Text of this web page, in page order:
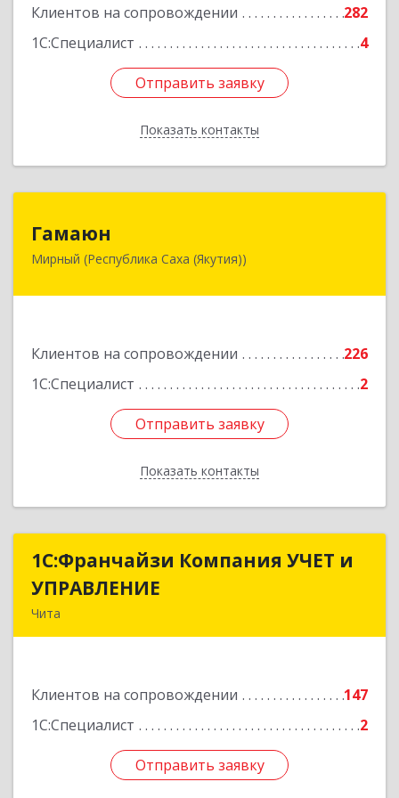
Клиентов на сопровождении
282
1С:Специалист
4
Отправить заявку
Показать контакты
Отправить заявку
Назад
Гамаюн
Мирный (Республика Саха (Якутия))
Клиентов на сопровождении
226
1С:Специалист
2
Отправить заявку
Показать контакты
678170, Саха /Якутия/ Респ, Мирнинский у,
Подробнее
Отправить заявку
Назад
1С:Франчайзи Компания УЧЕТ и
УПРАВЛЕНИЕ
Чита
Клиентов на сопровождении
147
1С:Специалист
2
Отправить заявку
1С:Франчайзи Компания УЧЕТ и
Подробнее
Отправить заявку